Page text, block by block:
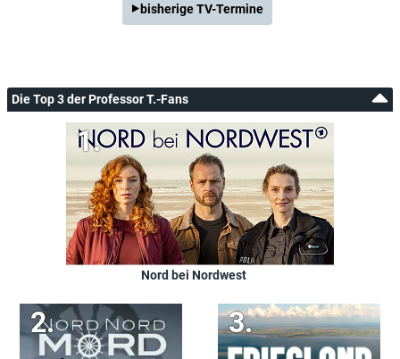
bisherige TV-Termine
Die Top 3 der Professor T.-Fans
Nord bei Nordwest